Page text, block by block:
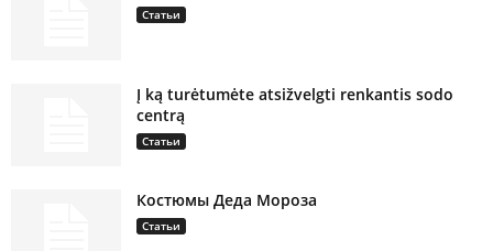
Статьи
Į ką turėtumėte atsižvelgti renkantis sodo
centrą
Статьи
Костюмы Деда Мороза
Статьи